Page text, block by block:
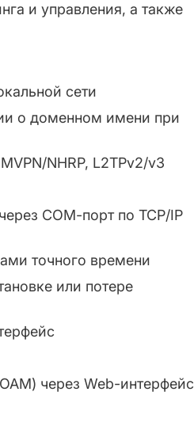
и управления, а также
сети
о доменном имени при
NHRP, L2TPv2/v3
СОМ-порт по TCP/IP
точного времени
или потере
через Web-интерфейс